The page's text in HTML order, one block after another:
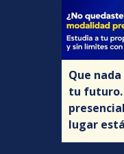
Que
tu futuro.
lugar